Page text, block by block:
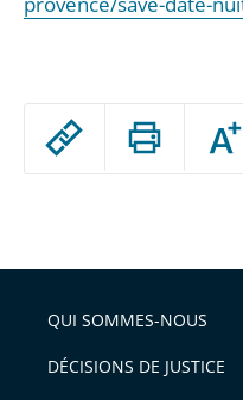
Passer
arriver
après
ou
l'article
pour
QUI SOMMES-NOUS
DÉCISIONS DE JUSTICE